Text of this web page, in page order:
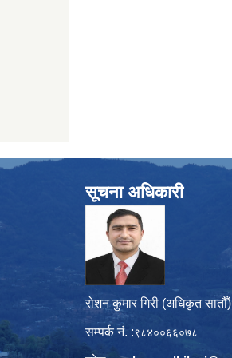
सूचना अधिकारी
रोशन कुमार गिरी (अधिकृत सातौँ)
सम्पर्क नं. :९८४००६६०७८